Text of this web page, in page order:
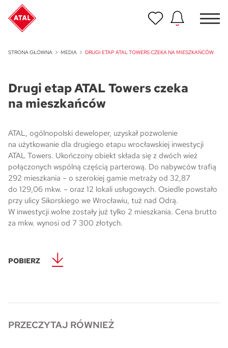
STRONA GŁÓWNA MEDIA DRUGI ETAP ATAL TOWERS CZEKA NA MIESZKAŃCÓW
Drugi etap ATAL Towers czeka
na mieszkańców
ATAL, ogólnopolski deweloper, uzyskał pozwolenie
na użytkowanie dla drugiego etapu wrocławskiej inwestycji
ATAL Towers. Ukończony obiekt składa się z dwóch wież
połączonych wspólną częścią parterową. Do nabywców trafią
292 mieszkania – o szerokiej gamie metraży od 32,87
do 129,06 mkw. – oraz 12 lokali usługowych. Osiedle powstało
przy ulicy Sikorskiego we Wrocławiu, tuż nad Odrą.
W inwestycji wolne zostały już tylko 2 mieszkania. Cena brutto
za mkw. wynosi od 7 300 złotych.
POBIERZ
PRZECZYTAJ RÓWNIEŻ
ATAL Unii Lubelskiej w Poznaniu
Nowość
ATAL Ville przy Białej
Program Poleceń ATAL
Polecaj i zyskaj nawet 5 000 zł
NOWOŚĆ
ATAL Floriana w Szczecinie
NOWOŚĆ
ATAL Ruczaj w Krakowie